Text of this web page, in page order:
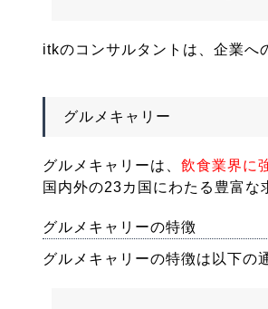
itkのコンサルタントは、企業へ
グルメキャリー
グルメキャリーは、 飲食業界に
国内外の23カ国にわたる豊富な
グルメキャリーの特徴
グルメキャリーの特徴は以下の